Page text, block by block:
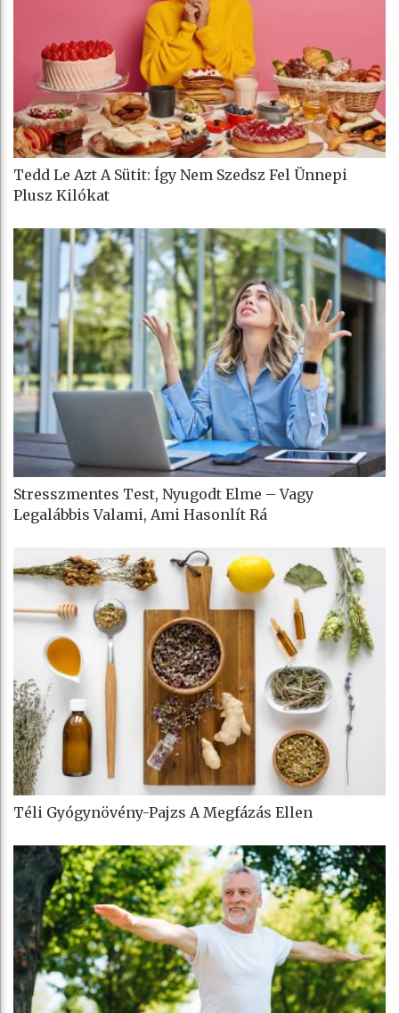
Tedd Le Azt A Sütit: Így Nem Szedsz Fel Ünnepi
Plusz Kilókat
Stresszmentes Test, Nyugodt Elme – Vagy
Legalábbis Valami, Ami Hasonlít Rá
Téli Gyógynövény-Pajzs A Megfázás Ellen